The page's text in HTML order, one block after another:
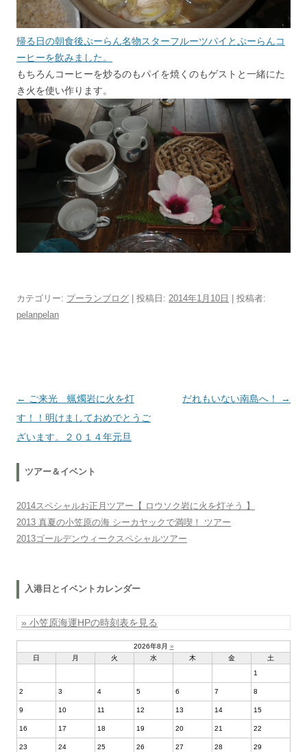
帰る日の朝食後ぷーらん名物スターフルーツパイとぷーらんコ
ーヒーを飲みました。
もちろんコーヒーを炒るのもパイを焼くのもゲストと一緒にた
き火を使い作ります。
カテゴリー: プーランブログ | 投稿日: 2014年1月10日
投稿者:
pelanpelan
投稿ナビゲーション
← ご来光 蝋燭岩に火を灯
す！！明けましておめでとうご
ざいます。２０１４年元旦
だれもいない南島へ！ →
ツアー＆イベント
2014スペシャルお正月ツアー【 ロウソク岩に火を灯そう 】
2013 真夏の小笠原の海 シーカヤックで満喫！ ツアー
2013ゴールデンウィークスペシャルツアー
入港日とイベントカレンダー
» 小笠原海運HPの時刻表を見る
2026年8月 »
日
月 火 水 木 金
土
1
2 3 4 5 6 7 8
9 10 11 12 13 14 15
16 17 18 19 20 21 22
23 24 25 26 27 28 29